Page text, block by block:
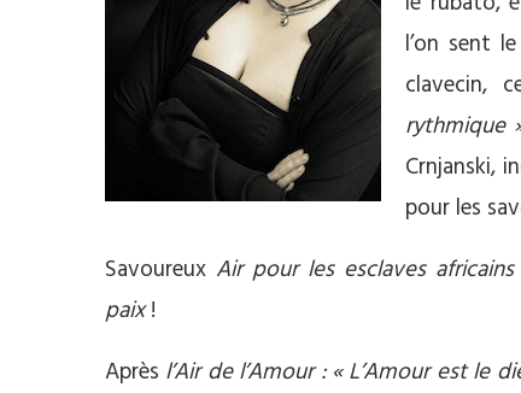
l’on sent
clavecin,
rythmique
Crnjanski,
pour les
Savoureux Air pour les esclaves africains
paix!
Après l’Air de l’Amour : « L’Amour est le